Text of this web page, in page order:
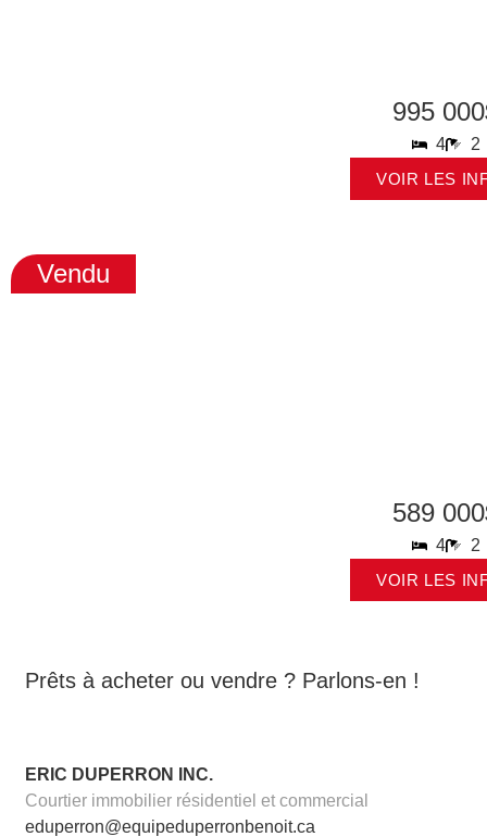
995
4
2
VOIR LES
589
Vendu
4
2
VOIR LES
Prêts à acheter ou vendre ? Parlons-en !
ERIC DUPERRON INC.
Courtier immobilier résidentiel et commercial
eduperron@equipeduperronbenoit.ca